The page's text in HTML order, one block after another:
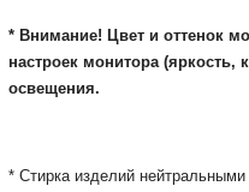
* Внимание! Цвет и оттенок
настроек монитора (яркость,
освещения.
* Cтирка изделий